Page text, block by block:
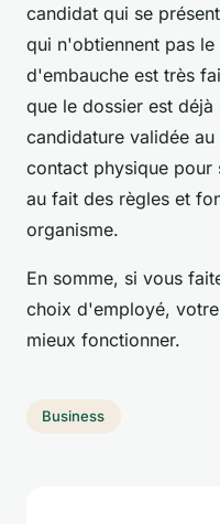
candidat qui se
qui n'obtiennent pas
d'embauche est très
que le dossier est
candidature validée
contact physique pour
au fait des règles et
organisme.
En somme, si vous
choix d'employé,
mieux fonctionner.
Business